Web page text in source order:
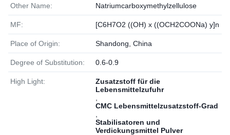
Other Name: Natriumcarboxymethylzellulose
MF: [C6H7O2 ((OH) x ((OCH2COONa) y]n
Place of Origin: Shandong, China
Degree of Substitution: 0.6-0.9
High Light:
Zusatzstoff für die
Lebensmittelzufuhr
CMC Lebensmittelzusatzstoff-Grad
Stabilisatoren und
Verdickungsmittel Pulver